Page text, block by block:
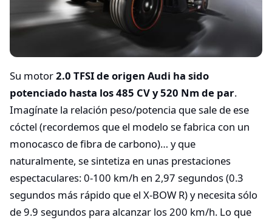
Su motor2.0 TFSI de origen Audi ha sido
potenciado hasta los 485 CV y 520 Nm de par.
Imagínate la relación peso/potencia que sale de ese
cóctel (recordemos que el modelo se fabrica con un
monocasco de fibra de carbono)… y que
naturalmente, se sintetiza en unas prestaciones
espectaculares: 0-100 km/h en 2,97 segundos (0.3
segundos más rápido que el X-BOW R) y necesita sólo
de 9.9 segundos para alcanzar los 200 km/h. Lo que